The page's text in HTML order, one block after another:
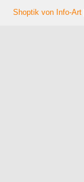
Shoptik von Info-Art|